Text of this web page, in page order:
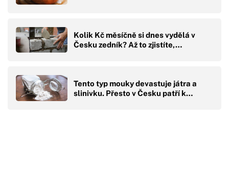
Kolik Kč měsíčně si dnes vydělá v
Česku zedník? Až to zjistíte,…
Tento typ mouky devastuje játra a
slinivku. Přesto v Česku patří k…